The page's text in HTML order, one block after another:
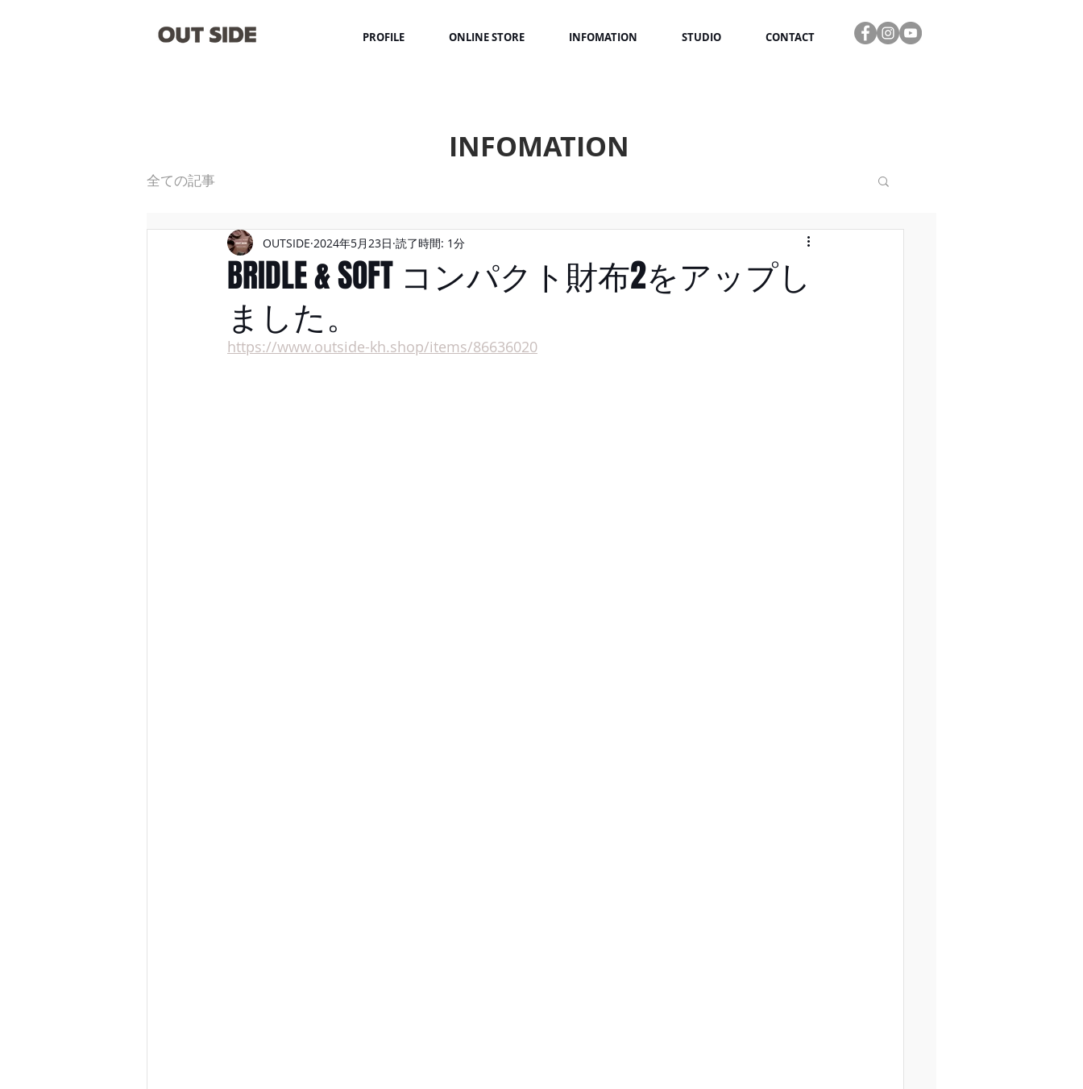
PROFILE ONLINE STORE INFOMATION STUDIO CONTACT
全ての記事
BRIDLE & SOFT コンパクト財布2をアップし
ました。
OUTSIDE 2024年5月23日 読了時間: 1分
https://www.outside-kh.shop/items/86636020
INFOMATION